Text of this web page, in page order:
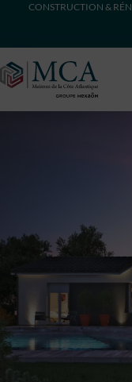
CONSTRUCTION &